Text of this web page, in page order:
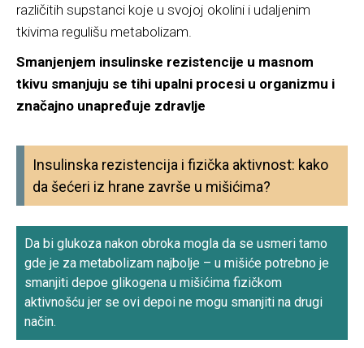
različitih supstanci koje u svojoj okolini i udaljenim
tkivima regulišu metabolizam.
Smanjenjem insulinske rezistencije u masnom
tkivu smanjuju se tihi upalni procesi u organizmu i
značajno unapređuje zdravlje
Insulinska rezistencija i fizička aktivnost: kako
da šećeri iz hrane završe u mišićima?
Da bi glukoza nakon obroka mogla da se usmeri tamo
gde je za metabolizam najbolje – u mišiće potrebno je
smanjiti depoe glikogena u mišićima fizičkom
aktivnošću jer se ovi depoi ne mogu smanjiti na drugi
način.